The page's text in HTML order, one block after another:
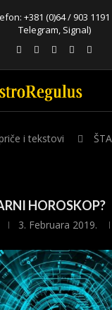
+381 (0)64 / 903 1191
Telegram, Signal)
i tekstovi
HOROSKOP?
3. Februara 2019.